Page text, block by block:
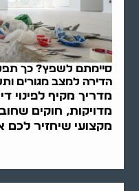
סיימתם לשפץ? כך
הדירה למצב מגורים
מדריך מקיף לפינוי
מדויקות, חוקים
מקצועי שיחזיר לכם